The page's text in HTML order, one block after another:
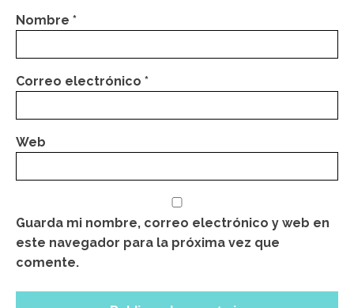
Nombre *
Correo electrónico *
Web
Guarda mi nombre, correo electrónico y web en
este navegador para la próxima vez que
comente.